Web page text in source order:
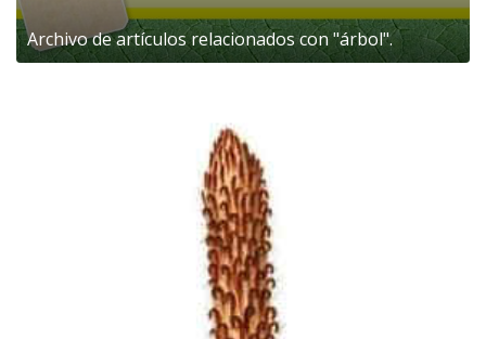
Archivo de artículos relacionados con "árbol".